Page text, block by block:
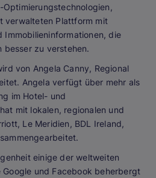
verwalteten Plattform mit
die
besser zu verstehen.
von Angela Canny, Regional
Angela verfügt über mehr als
im Hotel- und
mit lokalen, regionalen und
Le Meridien, BDL Ireland,
einige der weltweiten
und Facebook beherbergt